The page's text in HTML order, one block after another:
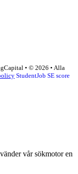
• © 2026 • Alla
StudentJob SE score
vår sökmotor en